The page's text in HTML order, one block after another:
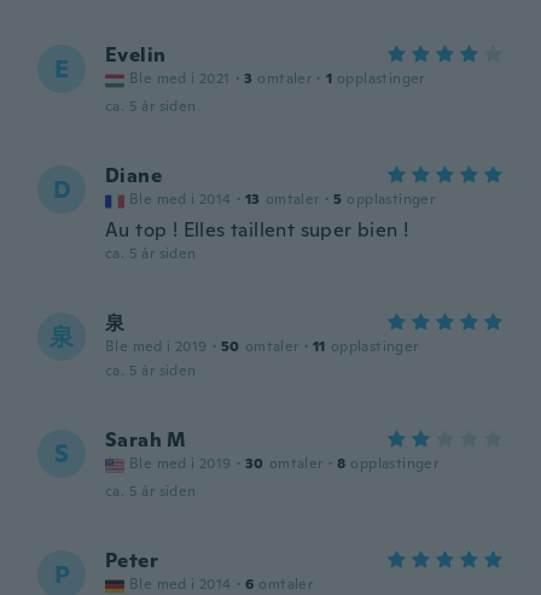
E Evelin
Ble med i 2021 · 3 omtaler · 1 opplastinger
ca. 5 år siden
D Diane
Ble med i 2014 · 13 omtaler · 5 opplastinger
Au top ! Elles taillent super bien !
ca. 5 år siden
泉 泉
Ble med i 2019 · 50 omtaler · 11 opplastinger
ca. 5 år siden
S Sarah M
Ble med i 2019 · 30 omtaler · 8 opplastinger
ca. 5 år siden
P Peter
Ble med i 2014 · 6 omtaler